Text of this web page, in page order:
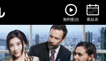
無料配信 番組表